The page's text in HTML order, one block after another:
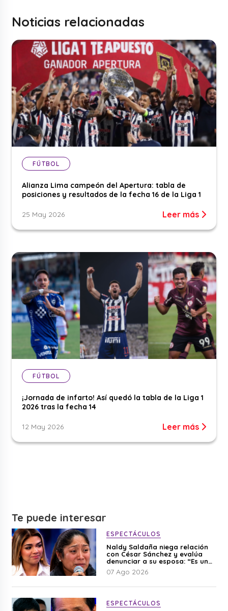
Noticias relacionadas
FÚTBOL
Alianza Lima campeón del Apertura: tabla de
posiciones y resultados de la fecha 16 de la Liga 1
25 May 2026 Leer más
FÚTBOL
¡Jornada de infarto! Así quedó la tabla de la Liga 1
2026 tras la fecha 14
12 May 2026 Leer más
Te puede interesar
ESPECTÁCULOS
Naldy Saldaña niega relación
con César Sánchez y evalúa
denunciar a su esposa: “Es una
difamación”
07 Ago 2026
ESPECTÁCULOS